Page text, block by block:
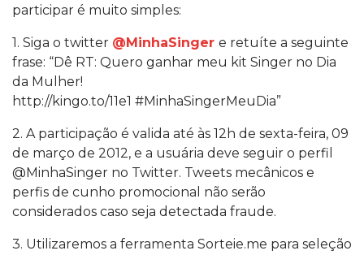
participar é muito simples:
1. Siga o twitter @MinhaSinger e retuíte a seguinte
frase: “Dê RT: Quero ganhar meu kit Singer no Dia
da Mulher!
http://kingo.to/11e1 #MinhaSingerMeuDia”
2. A participação é valida até às 12h de sexta-feira, 09
de março de 2012, e a usuária deve seguir o perfil
@MinhaSinger no Twitter. Tweets mecânicos e
perfis de cunho promocional não serão
considerados caso seja detectada fraude.
3. Utilizaremos a ferramenta Sorteie.me para seleção